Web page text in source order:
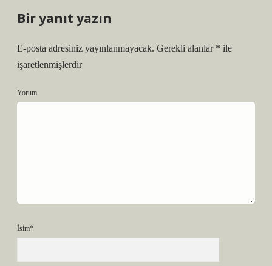
Bir yanıt yazın
E-posta adresiniz yayınlanmayacak. Gerekli alanlar * ile
işaretlenmişlerdir
Yorum
İsim*